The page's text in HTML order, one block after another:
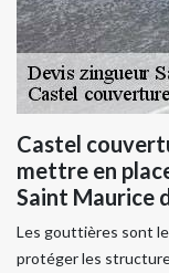
Castel
mettre en
Saint Maurice
Les gouttières sont
protéger les